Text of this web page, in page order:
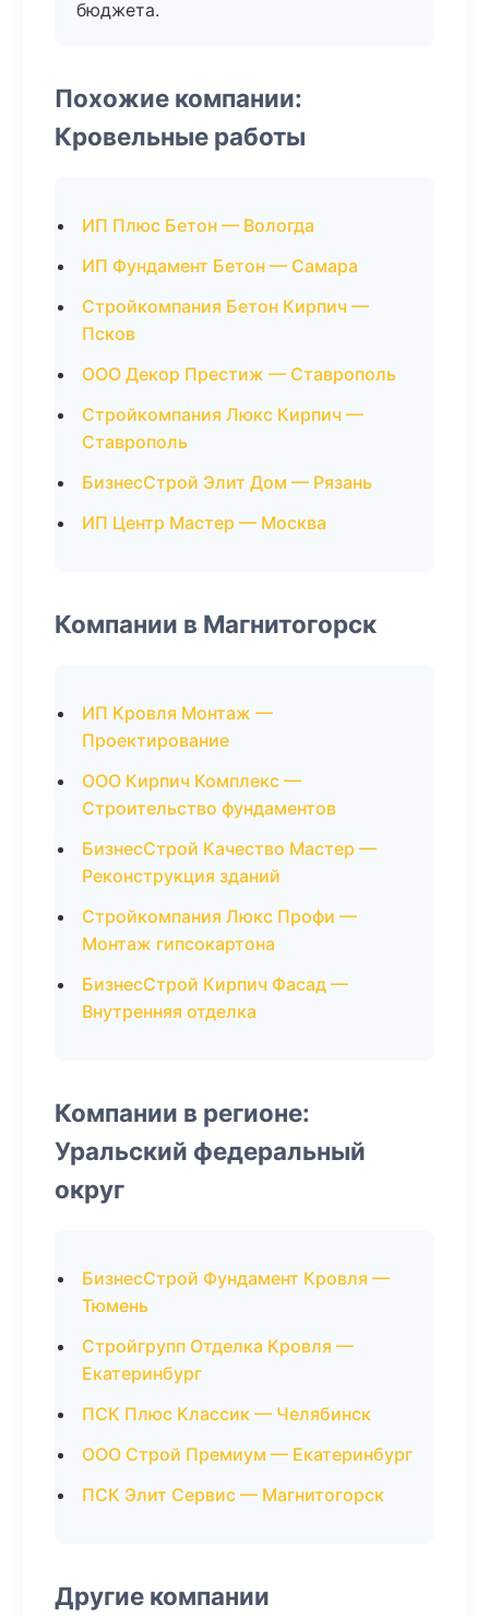
бюджета.
Похожие компании:
Кровельные работы
ИП Плюс Бетон — Вологда
ИП Фундамент Бетон — Самара
Стройкомпания Бетон Кирпич —
Псков
ООО Декор Престиж — Ставрополь
Стройкомпания Люкс Кирпич —
Ставрополь
БизнесСтрой Элит Дом — Рязань
ИП Центр Мастер — Москва
Компании в Магнитогорск
ИП Кровля Монтаж —
Проектирование
ООО Кирпич Комплекс —
Строительство фундаментов
БизнесСтрой Качество Мастер —
Реконструкция зданий
Стройкомпания Люкс Профи —
Монтаж гипсокартона
БизнесСтрой Кирпич Фасад —
Внутренняя отделка
Компании в регионе:
Уральский федеральный
округ
БизнесСтрой Фундамент Кровля —
Тюмень
Стройгрупп Отделка Кровля —
Екатеринбург
ПСК Плюс Классик — Челябинск
ООО Строй Премиум — Екатеринбург
ПСК Элит Сервис — Магнитогорск
Другие компании